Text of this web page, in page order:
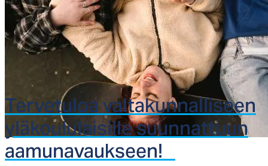
Ter­ve­tu­loa val­ta­kun­nal­li­seen
ylä­kou­lu­lai­sil­le suun­nat­tuun
aa­mu­na­vauk­seen!